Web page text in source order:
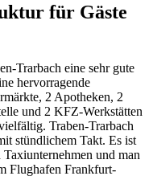
für Gäste
Trarbach eine sehr gute
hervorragende
2 Apotheken, 2
und 2 KFZ-Werkstätten
Traben-Trarbach
stündlichem Takt. Es ist
und man
Flughafen Frankfurt-